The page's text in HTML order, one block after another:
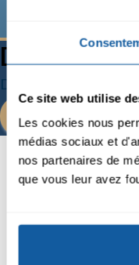
Ce site web utilise
Les cookies nous
médias sociaux et
nos partenaires de
que vous leur avez
Discutons
Dites nous en plus sur
Nous contacter
© 2025 Copyright
Mentions légales